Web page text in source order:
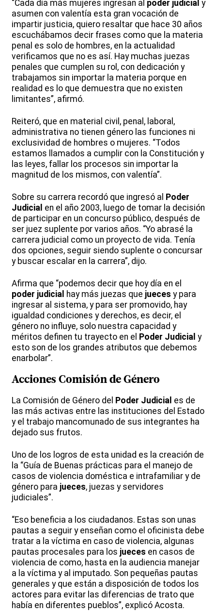
“Cada día más mujeres ingresan al poder judicial y
asumen con valentía esta gran vocación de
impartir justicia, quiero resaltar que hace 30 años
escuchábamos decir frases como que la materia
penal es solo de hombres, en la actualidad
verificamos que no es así. Hay muchas juezas
penales que cumplen su rol, con dedicación y
trabajamos sin importar la materia porque en
realidad es lo que demuestra que no existen
limitantes”, afirmó.
Reiteró, que en material civil, penal, laboral,
administrativa no tienen género las funciones ni
exclusividad de hombres o mujeres. “Todos
estamos llamados a cumplir con la Constitución y
las leyes, fallar los procesos sin importar la
magnitud de los mismos, con valentía”.
Sobre su carrera recordó que ingresó al Poder
Judicial en el año 2003, luego de tomar la decisión
de participar en un concurso público, después de
ser juez suplente por varios años. “Yo abrasé la
carrera judicial como un proyecto de vida. Tenía
dos opciones, seguir siendo suplente o concursar
y buscar escalar en la carrera”, dijo.
Afirma que “podemos decir que hoy día en el
poder judicial hay más juezas que jueces y para
ingresar al sistema, y para ser promovido, hay
igualdad condiciones y derechos, es decir, el
género no influye, solo nuestra capacidad y
méritos definen tu trayecto en el Poder Judicial y
esto son de los grandes atributos que debemos
enarbolar”.
Acciones Comisión de Género
La Comisión de Género del Poder Judicial es de
las más activas entre las instituciones del Estado
y el trabajo mancomunado de sus integrantes ha
dejado sus frutos.
Uno de los logros de esta unidad es la creación de
la “Guía de Buenas prácticas para el manejo de
casos de violencia doméstica e intrafamiliar y de
género para jueces, juezas y servidores
judiciales”.
“Eso beneficia a los ciudadanos. Estas son unas
pautas a seguir y enseñan como el oficinista debe
tratar a la víctima en caso de violencia, algunas
pautas procesales para los jueces en casos de
violencia de como, hasta en la audiencia manejar
a la víctima y al imputado. Son pequeñas pautas
generales y que están a disposición de todos los
actores para evitar las diferencias de trato que
había en diferentes pueblos”, explicó Acosta.